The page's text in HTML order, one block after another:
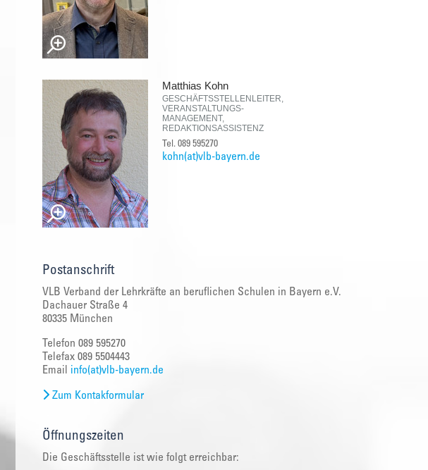
Matthias Kohn
GESCHÄFTSSTELLENLEITER,
VERANSTALTUNGS-
MANAGEMENT,
REDAKTIONSASSISTENZ
Tel. 089 595270
kohn(at)vlb-bayern.de
Postanschrift
VLB Verband der Lehrkräfte an beruflichen Schulen in Bayern e.V.
Dachauer Straße 4
80335 München
Telefon 089 595270
Telefax 089 5504443
Email info(at)vlb-bayern.de
Zum Kontakformular
Öffnungszeiten
Die Geschäftsstelle ist wie folgt erreichbar: